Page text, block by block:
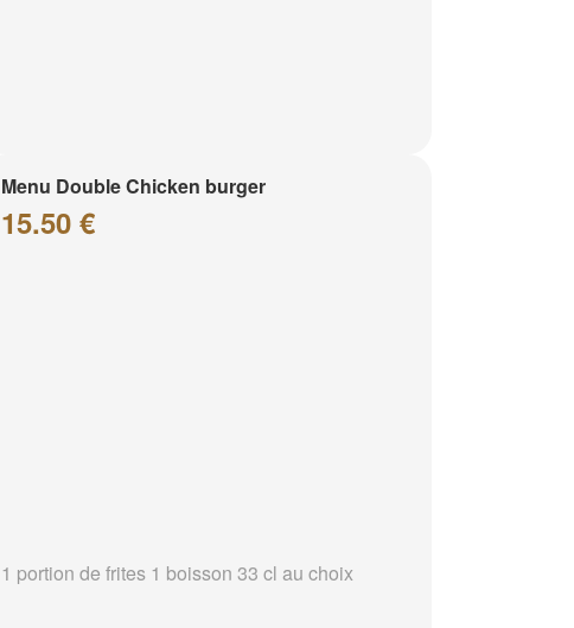
Menu Double Chicken burger
15.50 €
1 portion de frites 1 boisson 33 cl au choix